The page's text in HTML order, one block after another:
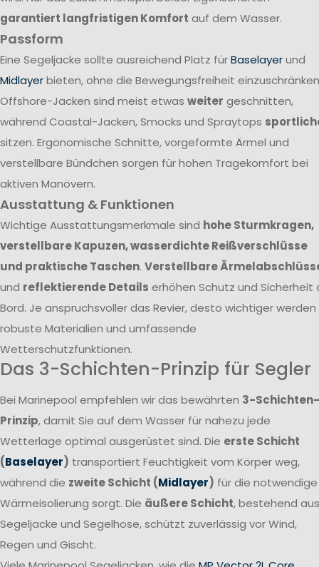
garantiert langfristigen Komfort auf dem Wasser.
Passform
Eine Segeljacke sollte ausreichend Platz fürBaselayerund
Midlayerbieten, ohne die Bewegungsfreiheit
Offshore-Jacken sind meist etwas weiter geschnitten,
während Coastal-Jacken, Smocks und Spraytops
sitzen. Ergonomische Schnitte, vorgeformte Ärmel und
verstellbare Bündchen sorgen für hohen Tragekomfort bei
aktiven Manövern.
Ausstattung & Funktionen
Wichtige Ausstattungsmerkmale sind hohe Sturmkragen,
verstellbare Kapuzen, wasserdichte Reißverschlüsse
und praktische Taschen. Verstellbare
und reflektierende Details erhöhen Schutz und Sicherheit
Bord. Je anspruchsvoller das Revier, desto wichtiger werden
robuste Materialien und umfassende
Wetterschutzfunktionen.
Das 3-Schichten-Prinzip für Segler
Bei Marinepool empfehlen wir das bewährten 3-Schichten-
Prinzip, damit Sie auf dem Wasser für nahezu jede
Wetterlage optimal ausgerüstet sind. Die erste Schicht
(Baselayer) transportiert Feuchtigkeit vom Körper weg,
während die zweite Schicht (Midlayer) für die notwendige
Wärmeisolierung sorgt. Die äußere Schicht, bestehend aus
Segeljacke und Segelhose, schützt zuverlässig vor Wind,
Regen und Gischt.